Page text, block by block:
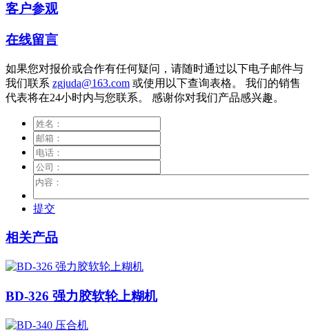
客户参观
在线留言
如果您对报价或合作有任何疑问，请随时通过以下电子邮件与
我们联系 zgjuda@163.com 或使用以下查询表格。 我们的销售
代表将在24小时内与您联系。 感谢你对我们产品感兴趣。
提交
相关产品
BD-326 强力胶软轮上糊机